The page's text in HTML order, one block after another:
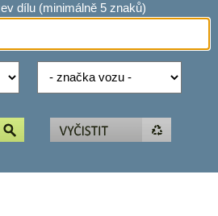
dílu (minimálně 5 znaků)